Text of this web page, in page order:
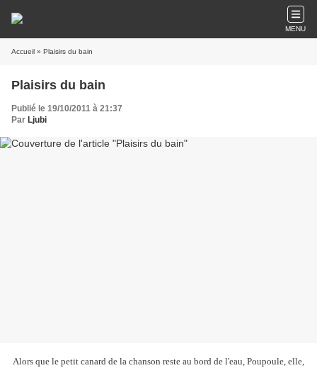
MENU
Accueil » Plaisirs du bain
Plaisirs du bain
Publié le 19/10/2011 à 21:37
Par Ljubi
Alors que le petit canard de la chanson reste au bord de l'eau, Poupoule, elle,